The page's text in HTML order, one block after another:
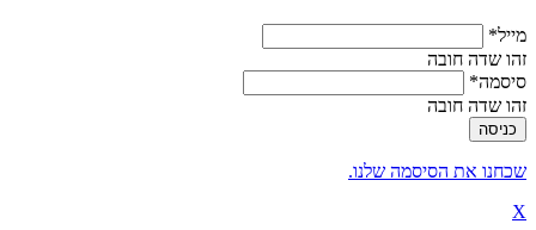
מייל*
זהו שדה חובה
סיסמה*
זהו שדה חובה
שכחנו את הסיסמה שלנו.
X